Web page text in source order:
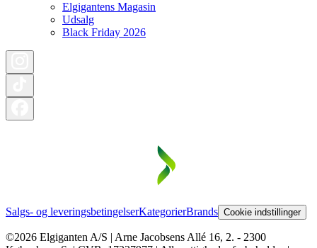
Elgigantens Magasin
Udsalg
Black Friday 2026
Salgs- og leveringsbetingelserKategorierBrands Cookie indstillinger
©2026 Elgiganten A/S | Arne Jacobsens Allé 16, 2. - 2300